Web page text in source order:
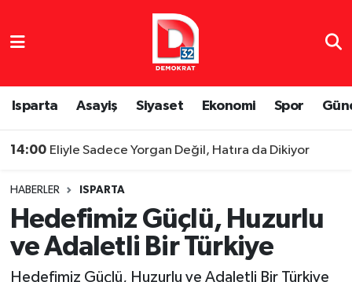
Isparta Asayiş Siyaset Ekonomi Spor
14:00 Eliyle Sadece Yorgan Değil, Hatıra da Dikiyor
HABERLER ISPARTA
Hedefimiz Güçlü, Huzurlu
ve Adaletli Bir Türkiye
Hedefimiz Güçlü, Huzurlu ve Adaletli Bir Türkiye
Isparta Nöbetçi Eczaneler
Isparta Hava Durumu
Süper Lig Puan Durumu ve Fikstür
Tüm Manşetler